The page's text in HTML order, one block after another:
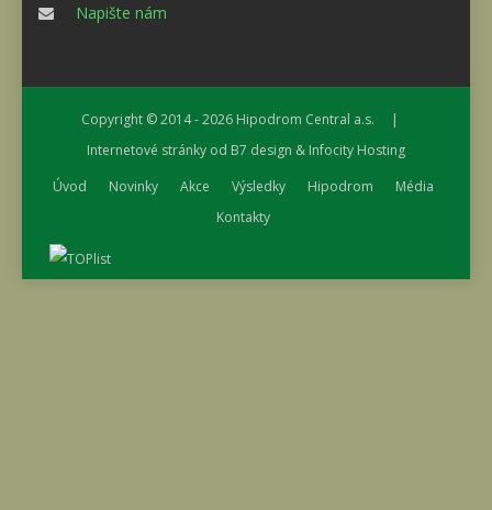
Napište nám
Copyright © 2014 - 2026 Hipodrom Central a.s. |
Internetové stránky od B7 design & Infocity Hosting
Úvod
Novinky Akce Výsledky Hipodrom
Média
Kontakty